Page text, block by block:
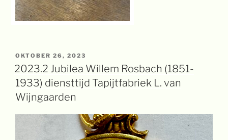
GEPLAATST
OP
OKTOBER 26, 2023
2023.2 Jubilea Willem Rosbach (1851-
1933) diensttijd Tapijtfabriek L. van
Wijngaarden